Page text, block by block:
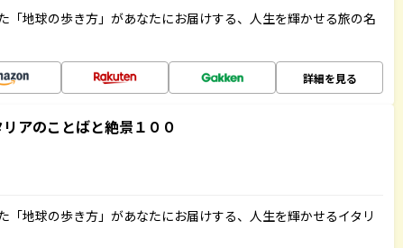
「地球の歩き方」があなたにお届けする、人生を輝かせる旅の名
詳細を見る
アのことばと絶景１００
「地球の歩き方」があなたにお届けする、人生を輝かせるイタリ